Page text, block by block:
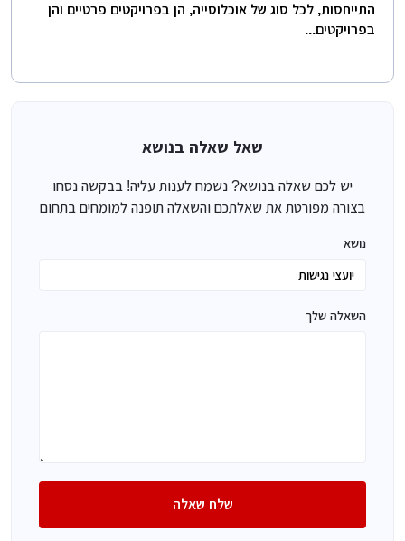
התייחסות, לכל סוג של אוכלוסייה, הן בפרויקטים פרטיים והן
בפרויקטים...
שאל שאלה בנושא
יש לכם שאלה בנושא? נשמח לענות עליה! בבקשה נסחו
בצורה מפורטת את שאלתכם והשאלה תופנה למומחים בתחום
נושא
השאלה שלך
שלח שאלה